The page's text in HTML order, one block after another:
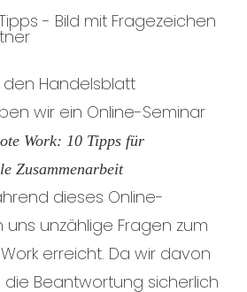
Handelsblatt
wir ein Online-Seminar
Work: 10 Tipps für
Zusammenarbeit
dieses Online-
unzählige Fragen zum
erreicht. Da wir davon
Beantwortung sicherlich